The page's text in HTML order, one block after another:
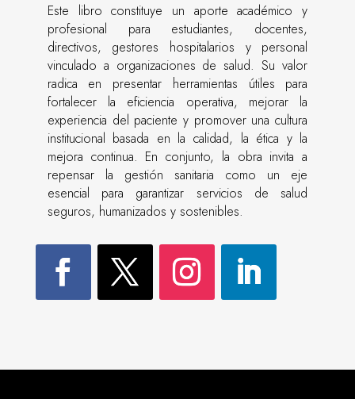
Este libro constituye un aporte académico y
profesional para estudiantes, docentes,
directivos, gestores hospitalarios y personal
vinculado a organizaciones de salud. Su valor
radica en presentar herramientas útiles para
fortalecer la eficiencia operativa, mejorar la
experiencia del paciente y promover una cultura
institucional basada en la calidad, la ética y la
mejora continua. En conjunto, la obra invita a
repensar la gestión sanitaria como un eje
esencial para garantizar servicios de salud
seguros, humanizados y sostenibles.